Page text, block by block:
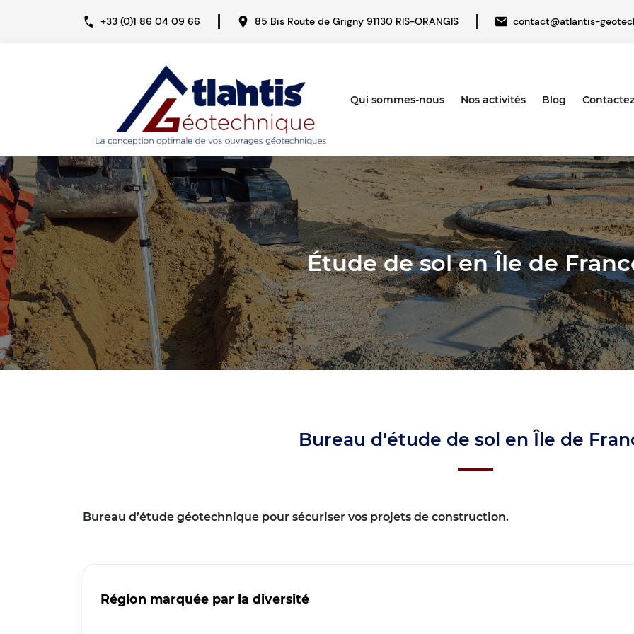
au
+33 (0)1 86 04 09 66 85 Bis Route de Grigny 91130 RIS-ORANGIS contact@atlantis-
Main
Qui sommes-nous Nos activités Blog
Étude de sol en Île de
Bureau d'étude de sol en Île de
Bureau d’étude géotechnique pour sécuriser vos projets de construction.
Région marquée par la diversité